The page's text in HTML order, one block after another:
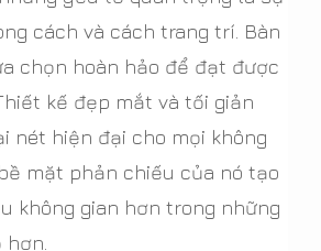
cách và cách trang trí. Bàn
chọn hoàn hảo để đạt được
kế đẹp mắt và tối giản
nét hiện đại cho mọi không
mặt phản chiếu của nó tạo
không gian hơn trong những